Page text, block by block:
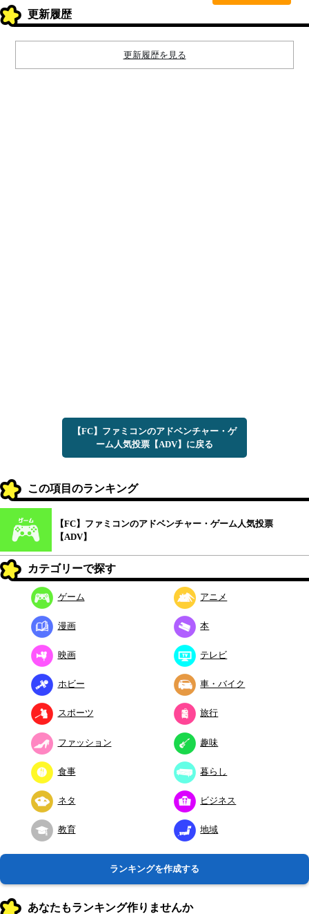
更新履歴
更新履歴を見る
【FC】ファミコンのアドベンチャー・ゲ
ーム人気投票【ADV】に戻る
この項目のランキング
【FC】ファミコンのアドベンチャー・ゲーム人気投票
【ADV】
カテゴリーで探す
ゲーム アニメ
漫画 本
映画 テレビ
ホビー 車・バイク
スポーツ 旅行
ファッション 趣味
食事 暮らし
ネタ ビジネス
教育 地域
ランキングを作成する
あなたもランキング作りませんか